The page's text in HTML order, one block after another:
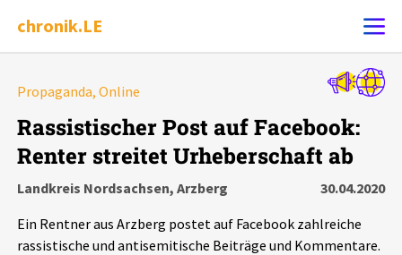
chronik.LE
Chronik
Propaganda, Online
Rassistischer Post auf Facebook:
Renter streitet Urheberschaft ab
Landkreis Nordsachsen, Arzberg
30.04.2020
Ein Rentner aus Arzberg postet auf Facebook zahlreiche
rassistische und antisemitische Beiträge und Kommentare.
Alle Ereignisse
Ereignisse
Ereignisse Statistik